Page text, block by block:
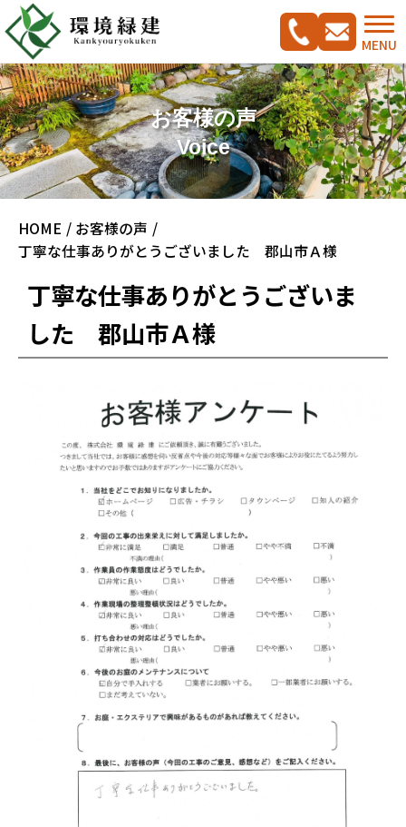
MENU
コンセプト
ご相談の流れ
ガーデンリフォームをご検討の方へ
料金案内
施工実績集
CADプラン集
駐車スペース改修特集
会社概要
社員ブログ
採用情報
お客様の声
Voice
HOME
お客様の声
丁寧な仕事ありがとうございました 郡山市Ａ様
丁寧な仕事ありがとうございま
した 郡山市Ａ様